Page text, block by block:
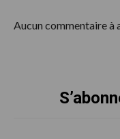
Aucun commentaire à